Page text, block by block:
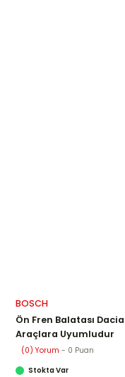
BOSCH
Ön Fren Balatası
Araçlara Uyumludur
(0) Yorum - 0 Puan
Stokta Var